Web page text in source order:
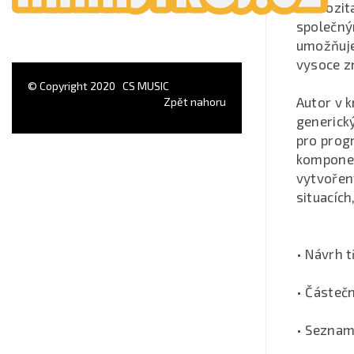
vysoce
Autor v
pro
• Návrh
•
•
© Copyright 2020 CS MUSIC
Zpět nahoru